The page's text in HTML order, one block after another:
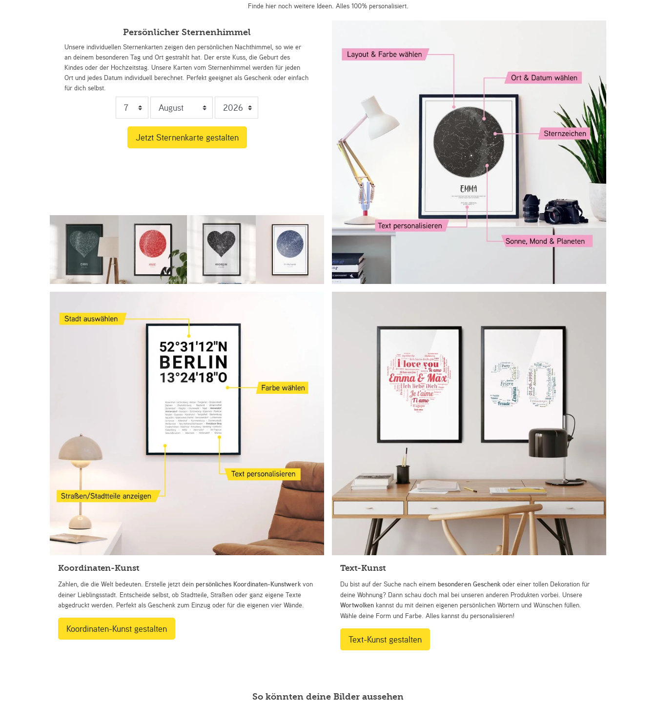
Finde hier noch weitere Ideen. Alles 100% personalisiert.
Persönlicher Sternenhimmel
Unsere individuellen Sternenkarten zeigen den persönlichen Nachthimmel, so wie er
an deinem besonderen Tag und Ort gestrahlt hat. Der erste Kuss, die Geburt des
Kindes oder der Hochzeitstag. Unsere Karten vom Sternenhimmel werden für jeden
Ort und jedes Datum individuell berechnet. Perfekt geeignet als Geschenk oder einfach
für dich selbst.
Koordinaten-Kunst
Zahlen, die die Welt bedeuten. Erstelle jetzt dein persönliches Koordinaten-Kunstwerk von
deiner Lieblingsstadt. Entscheide selbst, ob Stadtteile, Straßen oder ganz eigene Texte
abgedruckt werden. Perfekt als Geschenk zum Einzug oder für die eigenen vier Wände.
Koordinaten-Kunst gestalten
Text-Kunst
Du bist auf der Suche nach einem besonderen Geschenk oder einer tollen Dekoration für
deine Wohnung? Dann schau doch mal bei unseren anderen Produkten vorbei. Unsere
Wortwolken kannst du mit deinen eigenen persönlichen Wörtern und Wünschen füllen.
Wähle deine Form und Farbe. Alles kannst du personalisieren!
Text-Kunst gestalten
So könnten deine Bilder aussehen